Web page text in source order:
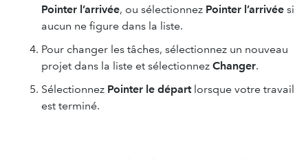
Pointer l’arrivée, ou sélectionnez Pointer l’arrivée si
aucun ne figure dans la liste.
Pour changer les tâches, sélectionnez un nouveau
projet dans la liste et sélectionnez Changer.
Sélectionnez Pointer le départlorsque votre travail
est terminé.